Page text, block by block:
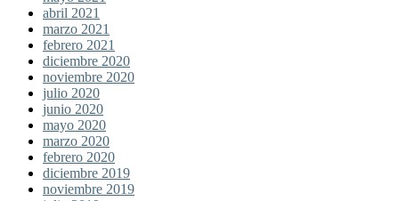
abril 2021
marzo 2021
febrero 2021
diciembre 2020
noviembre 2020
julio 2020
junio 2020
mayo 2020
marzo 2020
febrero 2020
diciembre 2019
noviembre 2019